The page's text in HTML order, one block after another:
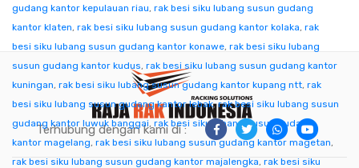
gudang kantor kepulauan riau, rak besi siku lubang susun gudang
kantor klaten, rak besi siku lubang susun gudang kantor kolaka, rak
besi siku lubang susun gudang kantor konawe, rak besi siku lubang
susun gudang kantor kudus, rak besi siku lubang susun gudang kantor
kuningan, rak besi siku lubang susun gudang kantor kupang ntt, rak
besi siku lubang susun gudang kantor lebak,rak besi siku lubang susun
gudang kantor luwuk banggai, rak besi siku lubang susun gudang
kantor magelang, rak besi siku lubang susun gudang kantor magetan,
rak besi siku lubang susun gudang kantor majalengka, rak besi siku
Terhubung dengan kami di :